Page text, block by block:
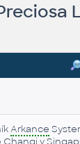
L
Arkance